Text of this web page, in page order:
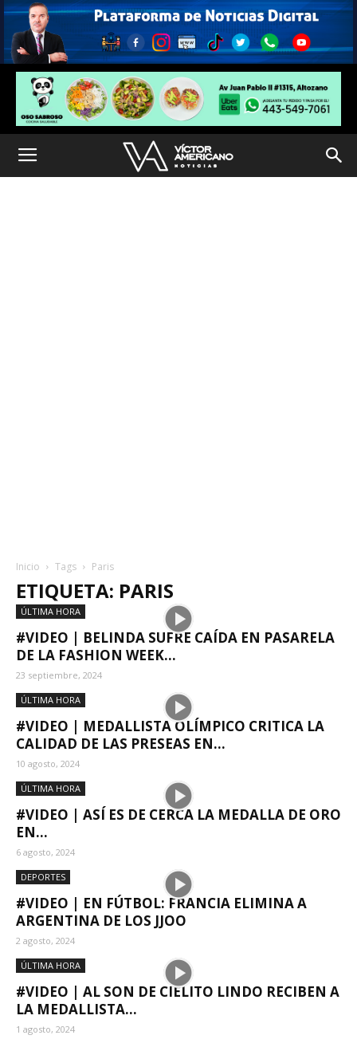
Inicio Tags Paris
ETIQUETA: PARIS
ÚLTIMA HORA
#VIDEO | BELINDA SUFRE CAÍDA EN PASARELA
DE LA FASHION WEEK...
23 septiembre, 2024
ÚLTIMA HORA
#VIDEO | MEDALLISTA OLÍMPICO CRITICA LA
CALIDAD DE LAS PRESEAS EN...
10 agosto, 2024
ÚLTIMA HORA
#VIDEO | ASÍ ES DE CERCA LA MEDALLA DE ORO
EN...
6 agosto, 2024
DEPORTES
#VIDEO | EN FÚTBOL: FRANCIA ELIMINA A
ARGENTINA DE LOS JJOO
2 agosto, 2024
ÚLTIMA HORA
#VIDEO | AL SON DE CIELITO LINDO RECIBEN A
LA MEDALLISTA...
1 agosto, 2024